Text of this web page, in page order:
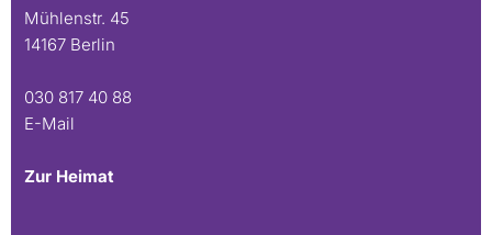
Mühlenstr. 45
14167 Berlin
030 817 40 88
E-Mail
Zur Heimat